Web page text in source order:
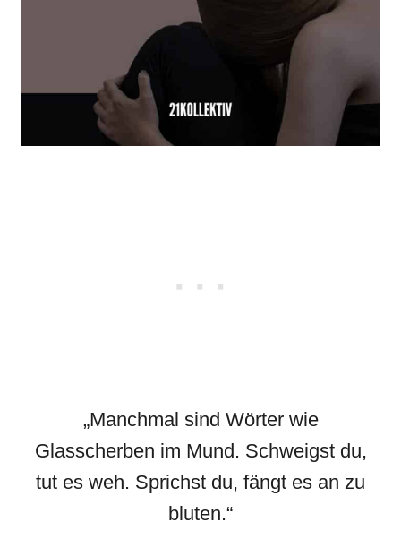
„Manchmal sind Wörter wie
Glasscherben im Mund. Schweigst du,
tut es weh. Sprichst du, fängt es an zu
bluten.“